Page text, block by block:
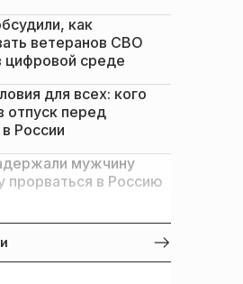
как
ветеранов СВО
цифровой среде
для всех: кого
отпуск перед
России
мужчину
прорваться в Россию